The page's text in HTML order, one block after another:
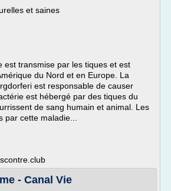
et saines
est transmise par les tiques et est
du Nord et en Europe. La
est responsable de causer
est hébergé par des tiques du
de sang humain et animal. Les
par cette maladie...
- Canal Vie